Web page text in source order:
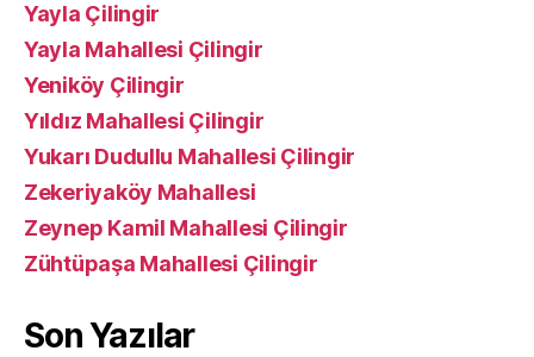
Yayla Çilingir
Yayla Mahallesi Çilingir
Yeniköy Çilingir
Yıldız Mahallesi Çilingir
Yukarı Dudullu Mahallesi Çilingir
Zekeriyaköy Mahallesi
Zeynep Kamil Mahallesi Çilingir
Zühtüpaşa Mahallesi Çilingir
Son Yazılar